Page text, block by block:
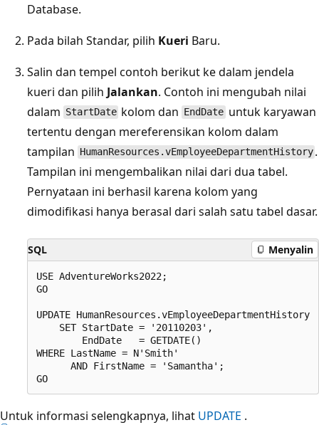
Database.
Pada bilah Standar, pilih Kueri Baru.
Salin dan tempel contoh berikut ke dalam jendela
kueri dan pilih Jalankan. Contoh ini mengubah nilai
dalam StartDate kolom dan EndDate untuk karyawan
tertentu dengan mereferensikan kolom dalam
tampilan HumanResources.vEmployeeDepartmentHistory .
Tampilan ini mengembalikan nilai dari dua tabel.
Pernyataan ini berhasil karena kolom yang
dimodifikasi hanya berasal dari salah satu tabel dasar.
SQL Menyalin
USE AdventureWorks2022;
GO
UPDATE HumanResources.vEmployeeDepartmentHistory
    SET StartDate = '20110203',
        EndDate   = GETDATE()
WHERE LastName = N'Smith'
      AND FirstName = 'Samantha';
Untuk informasi selengkapnya, lihat UPDATE .